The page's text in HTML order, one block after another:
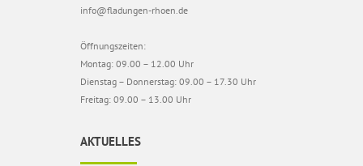
info@fladungen-rhoen.de
Öffnungszeiten:
Montag: 09.00 – 12.00 Uhr
Dienstag – Donnerstag: 09.00 – 17.30 Uhr
Freitag: 09.00 – 13.00 Uhr
AKTUELLES